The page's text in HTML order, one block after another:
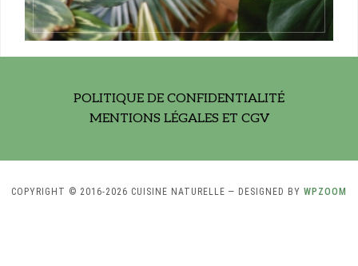
POLITIQUE DE CONFIDENTIALITÉ
MENTIONS LÉGALES ET CGV
COPYRIGHT © 2016-2026 CUISINE NATURELLE — DESIGNED BY WPZOOM